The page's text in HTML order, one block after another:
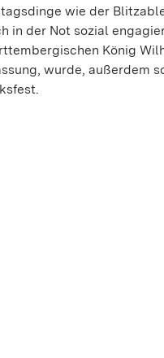
wie der
in der Not sozial
König
wurde, außerdem